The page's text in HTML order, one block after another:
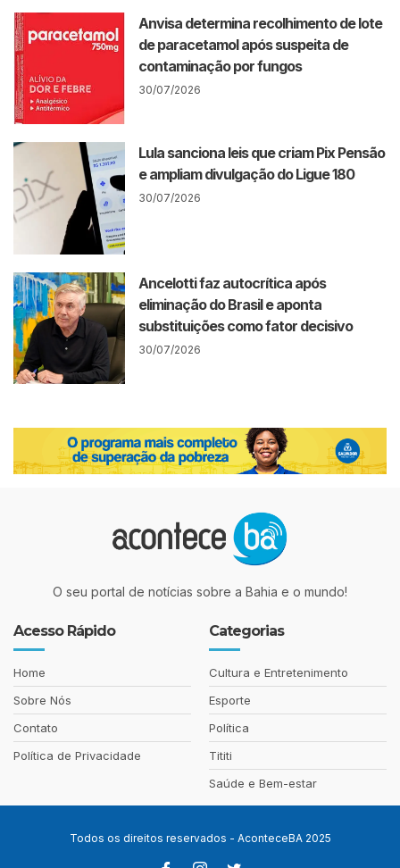
Anvisa determina recolhimento de lote
de paracetamol após suspeita de
contaminação por fungos
30/07/2026
Lula sanciona leis que criam Pix Pensão
e ampliam divulgação do Ligue 180
30/07/2026
Ancelotti faz autocrítica após
eliminação do Brasil e aponta
substituições como fator decisivo
30/07/2026
O seu portal de notícias sobre a Bahia e o mundo!
Acesso Rápido
Home
Sobre Nós
Contato
Política de Privacidade
Categorias
Cultura e Entretenimento
Esporte
Política
Tititi
Saúde e Bem-estar
Todos os direitos reservados - AconteceBA 2025